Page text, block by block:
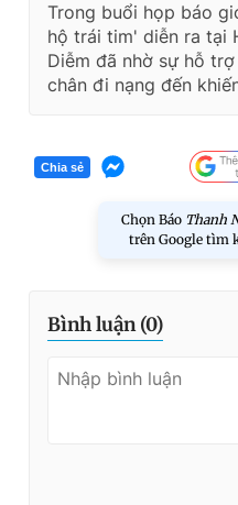
Trong buổi họp báo
hộ trái tim' diễn ra tại
Diễm đã nhờ sự hỗ
chân đi nạng đến
Chia sẻ
Chọn Báo Thanh
trên Google tìm
Bình luận (0)